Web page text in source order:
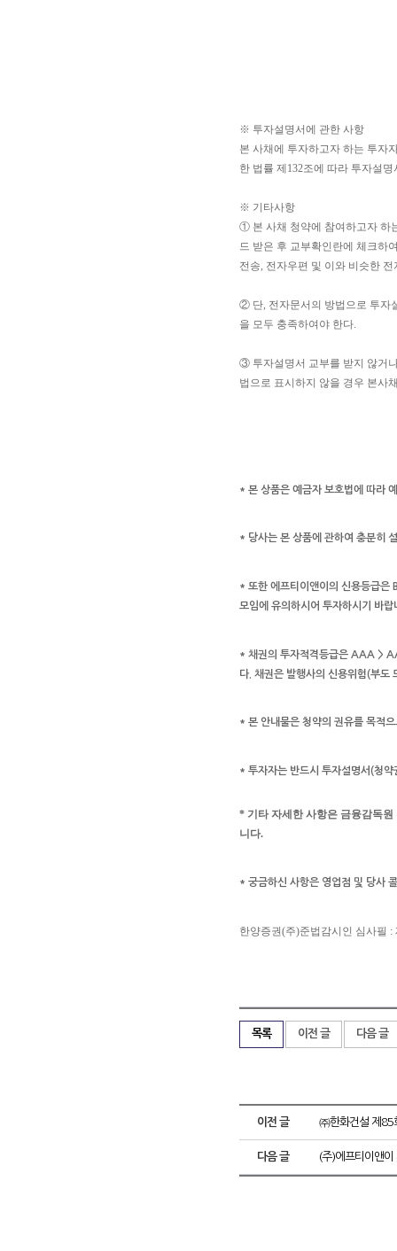
※ 투자설명서에 관한 사항
본 사채에 투자하고자 하는 투자
한 법률 제132조에 따라 투자설
※ 기타사항
① 본 사채 청약에 참여하고자 하
드 받은 후 교부확인란에 체크하
전송, 전자우편 및 이와 비슷한
② 단, 전자문서의 방법으로 투자
을 모두 충족하여야 한다.
③ 투자설명서 교부를 받지 않거
법으로 표시하지 않을 경우 본사
* 본 상품은 예금자 보호법에 따라
* 당사는 본 상품에 관하여 충분히
* 또한 에프티이앤이의 신용등급
모임에 유의하시어 투자하시기 바랍
* 채권의 투자적격등급은 AAA >
다. 채권은 발행사의 신용위험(부도
* 본 안내물은 청약의 권유를 목적
* 투자자는 반드시 투자설명서(청
* 기타 자세한 사항은 금융감독
니다.
* 궁금하신 사항은 영업점 및 당사
한양증권(주)준법감시인 심사필 :
목록 이전 글 다음 글
이전 글 ㈜한화건설 제85
다음 글 (주)에프티이앤